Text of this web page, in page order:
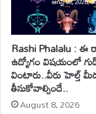
Rashi Phalalu : ఈ
ఉద్యోగం విషయంలో
వింటారు..వీరు హెల్త్
తీసుకోవాల్సిందే..
August 8, 2026